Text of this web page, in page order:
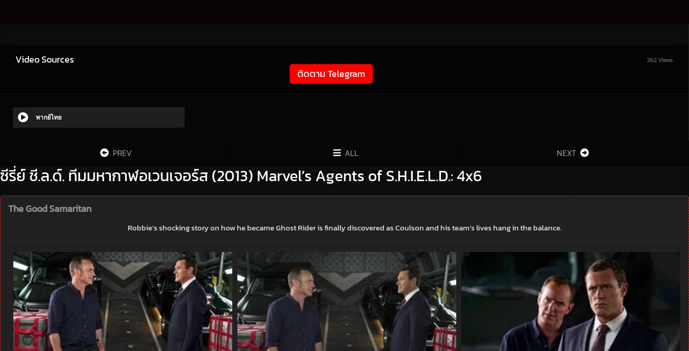
Video Sources 262 Views
ติดตาม Telegram
พากย์ไทย
PREV ALL NEXT
ซีรี่ย์ ชี.ล.ด์. ทีมมหากาฬอเวนเจอร์ส (2013) Marvel’s Agents of S.H.I.E.L.D.: 4x6
The Good Samaritan
Robbie’s shocking story on how he became Ghost Rider is finally discovered as Coulson and his team’s lives hang in the balance.